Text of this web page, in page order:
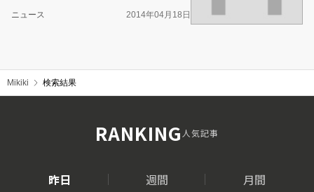
ニュース 2014年04月18日
Mikiki 検索結果
RANKING人気記事
昨日 週間 月間